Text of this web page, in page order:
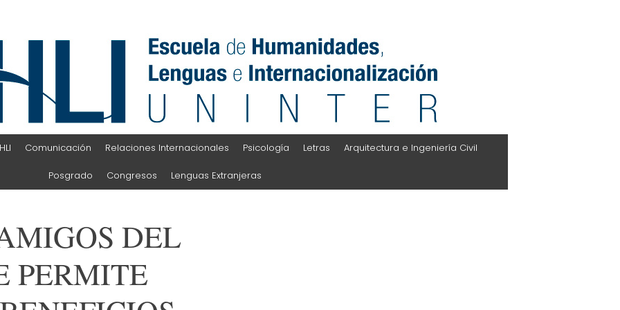
Comunicación Relaciones Internacionales Psicología Letras Arquitectura e Ingeniería Civil
Posgrado Congresos Lenguas Extranjeras
DEL
PERMITE